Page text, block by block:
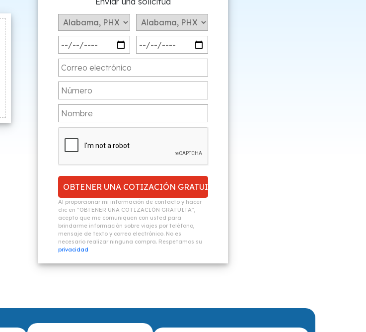
Al proporcionar mi información de contacto y hacer
clic en "OBTENER UNA COTIZACIÓN GRATUITA",
acepto que me comuniquen con usted para
brindarme información sobre viajes por teléfono,
mensaje de texto y correo electrónico. No es
necesario realizar ninguna compra. Respetamos su
privacidad